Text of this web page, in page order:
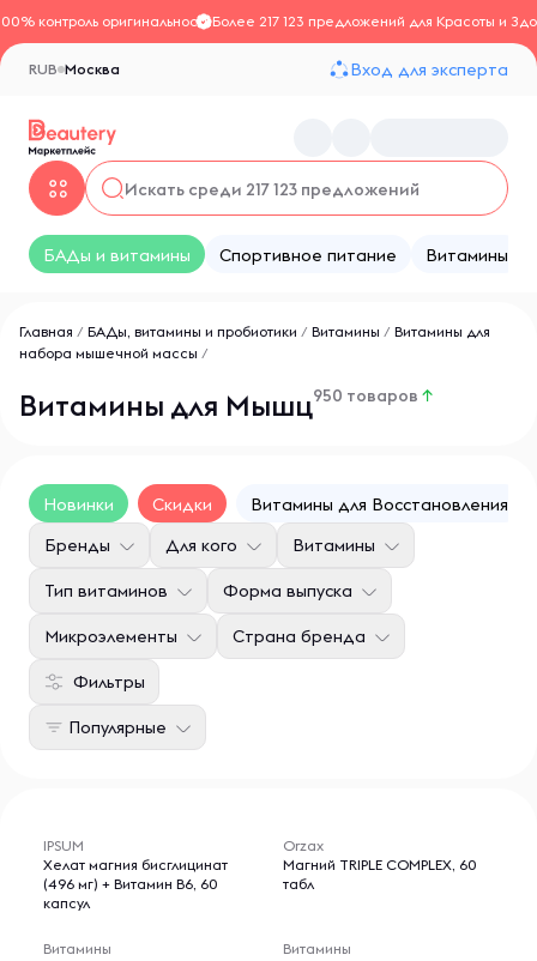
контроль оригинальностиБолее 217 123 предложений для Красоты и
Москва
RUB Вход для эксперта
БАДы и витамины Спортивное питание Витамины
Главная / БАДы, витамины и пробиотики / Витамины / Витамины для
набора мышечной массы /
Витамины для Мышц950 товаров ↑
Новинки Скидки Витамины для Восстановления
Фильтры
Бренды Для кого Витамины
Тип витаминов Форма выпуска
Микроэлементы Страна бренда
Популярные
IPSUM
Хелат магния бисглицинат
(496 мг) + Витамин B6, 60
капсул
Витамины
Orzax
Магний TRIPLE COMPLEX, 60
табл
Витамины